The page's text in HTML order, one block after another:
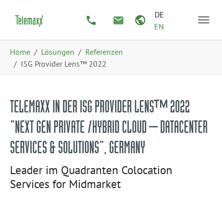
DE
EN
Home Lösungen
Referenzen
ISG Provider Lens™ 2022
TELEMAXX IN DER ISG PROVIDER LENS™ 2022
"NEXT GEN PRIVATE /HYBRID CLOUD – DATACENTER
SERVICES & SOLUTIONS", GERMANY
Leader im Quadranten Colocation
Services for Midmarket